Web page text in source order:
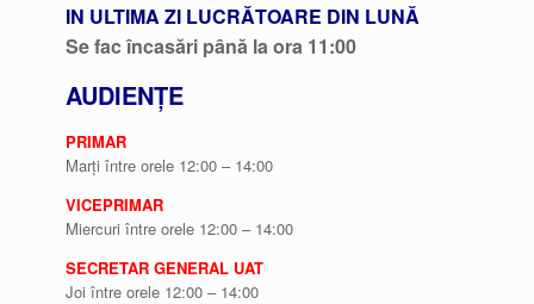
IN ULTIMA ZI LUCRĂTOARE DIN LUNĂ
Se fac încasări până la ora 11:00
AUDIENȚE
PRIMAR
Marți între orele 12:00 – 14:00
VICEPRIMAR
Miercuri între orele 12:00 – 14:00
SECRETAR GENERAL UAT
Joi între orele 12:00 – 14:00